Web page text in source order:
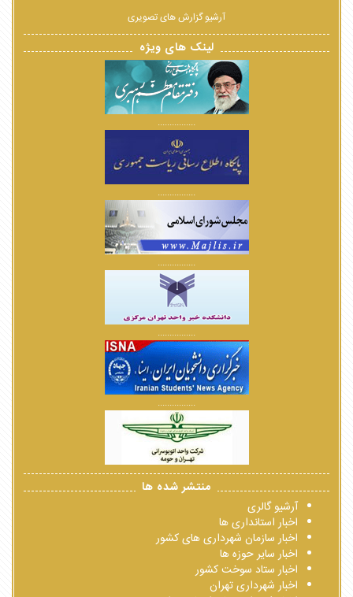
آرشیو گزارش های تصویری
لینک های ویژه
................
................
................
................
................
منتشر شده ها
آرشیو گالری
اخبار استانداری ها
اخبار سازمان شهرداری های کشور
اخبار سایر حوزه ها
اخبار ستاد سوخت کشور
اخبار شهرداری تهران